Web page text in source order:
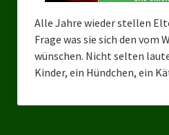
Unsere Oberbürgermeister-
Unsere Kandidaten für Duisburg
Alle Jahre wieder stellen
Frage was sie sich den vom
wünschen. Nicht selten
Kinder, ein Hündchen, ein